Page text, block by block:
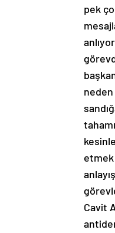
pek
neden
etmek
Cavit